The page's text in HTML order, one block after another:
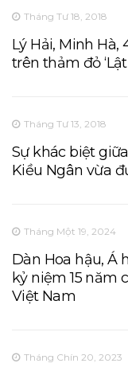
Tháng Tư 18, 2018
Lý Hải, Minh
trên thảm đỏ ‘Lật
Tháng Tư 13, 2018
Sự khác biệt
Kiều Ngân vừa
Tháng Một 19, 2024
Dàn Hoa hậu, Á
kỷ niệm 15 năm
Việt Nam
Tháng Chín 20, 2023